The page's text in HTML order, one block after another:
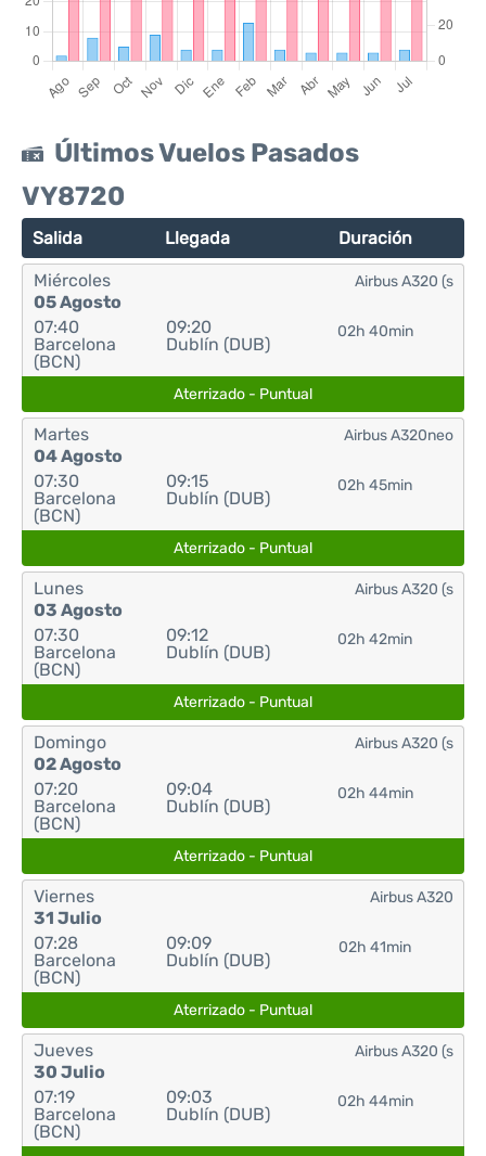
Últimos Vuelos Pasados
VY8720
Salida Llegada Duración
Miércoles
05 Agosto
07:40
Barcelona
(BCN)
09:20
Dublín (DUB)
02h 40min
Airbus A320 (s
Aterrizado - Puntual
Martes
04 Agosto
07:30
Barcelona
(BCN)
09:15
Dublín (DUB)
02h 45min
Airbus A320neo
Aterrizado - Puntual
Lunes
03 Agosto
07:30
Barcelona
(BCN)
09:12
Dublín (DUB)
02h 42min
Airbus A320 (s
Aterrizado - Puntual
Domingo
02 Agosto
07:20
Barcelona
(BCN)
09:04
Dublín (DUB)
02h 44min
Airbus A320 (s
Aterrizado - Puntual
Viernes
31 Julio
07:28
Barcelona
(BCN)
09:09
Dublín (DUB)
02h 41min
Airbus A320
Aterrizado - Puntual
Jueves
30 Julio
07:19
Barcelona
(BCN)
09:03
Dublín (DUB)
02h 44min
Airbus A320 (s